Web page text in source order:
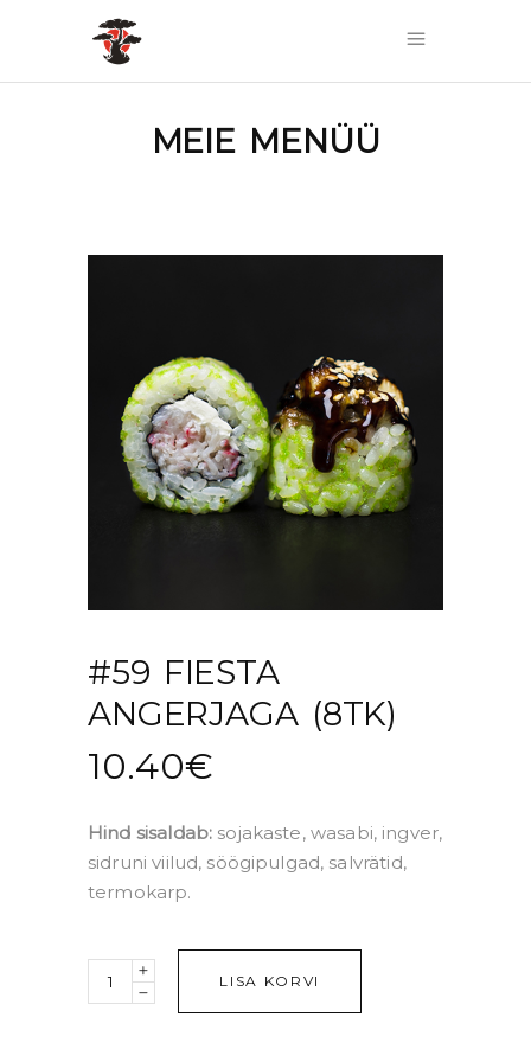
MEIE MENÜÜ
#59 FIESTA
ANGERJAGA (8TK)
10.40€
Hind sisaldab: sojakaste, wasabi, ingver,
sidruni viilud, söögipulgad, salvrätid,
termokarp.
Quantity LISA KORVI